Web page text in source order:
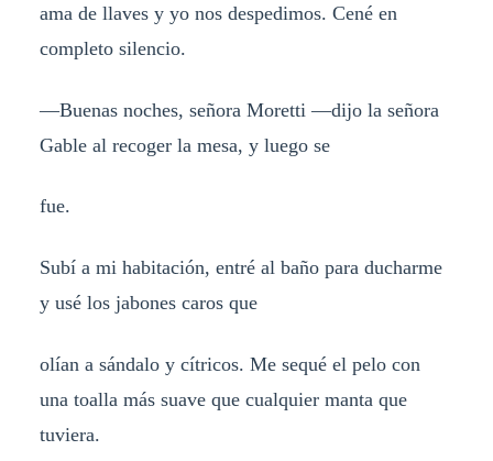
ama de llaves y yo nos despedimos. Cené en
completo silencio.
—Buenas noches, señora Moretti —dijo la señora
Gable al recoger la mesa, y luego se
fue.
Subí a mi habitación, entré al baño para ducharme
y usé los jabones caros que
olían a sándalo y cítricos. Me sequé el pelo con
una toalla más suave que cualquier manta que
tuviera.